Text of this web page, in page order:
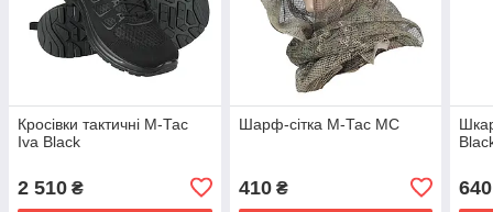
Кросівки тактичні М-Тас
Iva Black
2 510 ₴
Шарф-сітка М-Тас MC
410₴ 640